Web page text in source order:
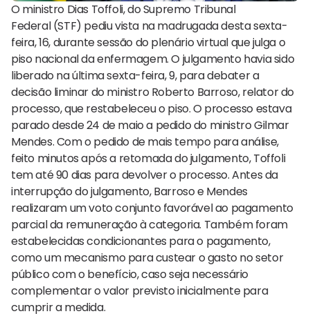
O ministro Dias Toffoli, do Supremo Tribunal
Federal (STF) pediu vista na madrugada desta sexta-
feira, 16, durante sessão do plenário virtual que julga o
piso nacional da enfermagem. O julgamento havia sido
liberado na última sexta-feira, 9, para debater a
decisão liminar do ministro Roberto Barroso, relator do
processo, que restabeleceu o piso. O processo estava
parado desde 24 de maio a pedido do ministro Gilmar
Mendes. Com o pedido de mais tempo para análise,
feito minutos após a retomada do julgamento, Toffoli
tem até 90 dias para devolver o processo. Antes da
interrupção do julgamento, Barroso e Mendes
realizaram um voto conjunto favorável ao pagamento
parcial da remuneração à categoria. Também foram
estabelecidas condicionantes para o pagamento,
como um mecanismo para custear o gasto no setor
público com o benefício, caso seja necessário
complementar o valor previsto inicialmente para
cumprir a medida.